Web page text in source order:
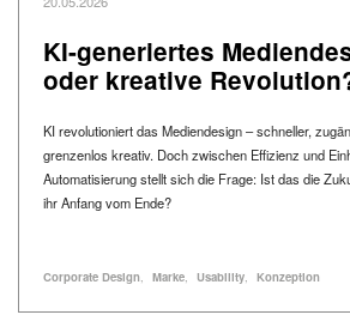
KI-generiertes
oder kreative
KI revolutioniert das Mediendesign – schneller,
grenzenlos kreativ. Doch zwischen Effizienz und
Automatisierung stellt sich die Frage: Ist das die
ihr Anfang vom Ende?
Schlagworte
Alle Blogartikel mit dem Schlagwort "
Corporate Design " anzeigen
Alle Blogartikel mit dem Schlagwort "
Marke" anzeigen
Alle Blogartikel mit dem
Usability" anzeigen
Alle Blogartikel
Konzeption